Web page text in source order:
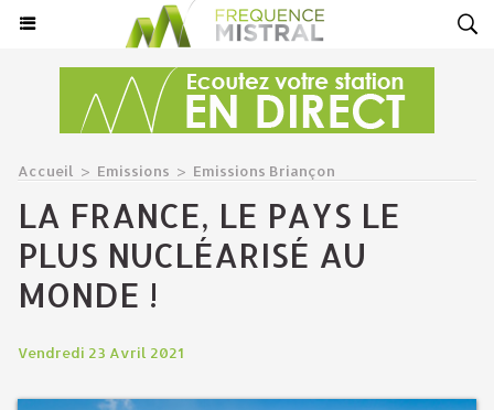
Accueil > Emissions > Emissions Briançon
LA FRANCE, LE PAYS LE
PLUS NUCLÉARISÉ AU
MONDE !
Vendredi 23 Avril 2021